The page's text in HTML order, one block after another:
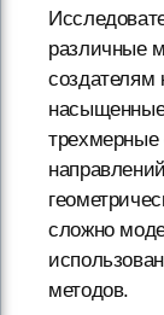
различные
создателям
сложно
методов.